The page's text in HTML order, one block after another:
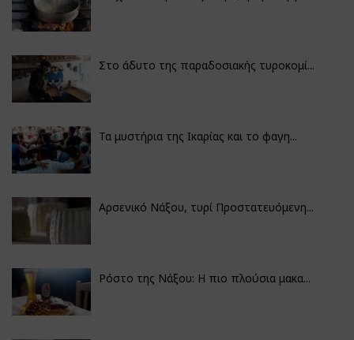
Στο άδυτο της παραδοσιακής τυροκομί...
Τα μυστήρια της Ικαρίας και το φαγη...
Αρσενικό Νάξου, τυρί Προστατευόμενη...
Ρόστο της Νάξου: Η πιο πλούσια μακα...